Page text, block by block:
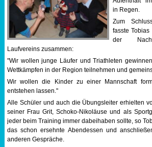
in Regen.
Zum
fasste
der
Laufvereins zusammen:
"Wir wollen junge Läufer und Triathleten
Wettkämpfen in der Region teilnehmen und
Wir wollen die Kinder zu einer Mannschaft
entstehen lassen."
Alle Schüler und auch die Übungsleiter erhielten
seiner Frau Grit, Schoko-Nikoläuse und als
jeder beim Training immer dabeihaben sollte, so
das schon ersehnte Abendessen und
anderen Gespräche.